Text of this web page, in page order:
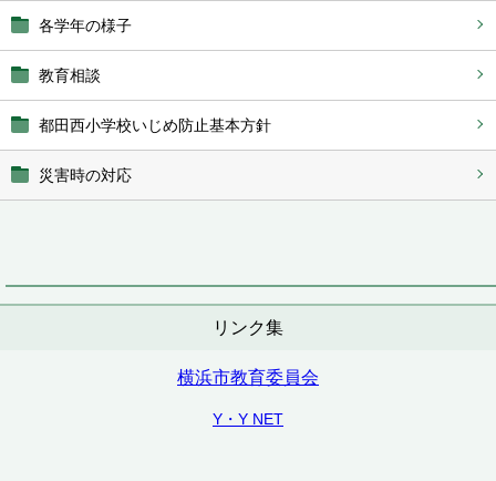
各学年の様子
教育相談
都田西小学校いじめ防止基本方針
災害時の対応
リンク集
横浜市教育委員会
Y・Y NET